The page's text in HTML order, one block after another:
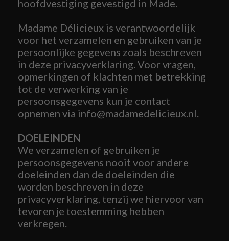
hoofdvestiging gevestigd in Made.
Madame Délicieux is verantwoordelijk
voor het verzamelen en gebruiken van je
persoonlijke gegevens zoals beschreven
in deze privacyverklaring. Voor vragen,
opmerkingen of klachten met betrekking
tot de verwerking van je
persoonsgegevens kun je contact
opnemen via info@madamedelicieux.nl.
DOELEINDEN
We verzamelen of gebruiken je
persoonsgegevens nooit voor andere
doeleinden dan de doeleinden die
worden beschreven in deze
privacyverklaring, tenzij we hiervoor van
tevoren je toestemming hebben
verkregen.